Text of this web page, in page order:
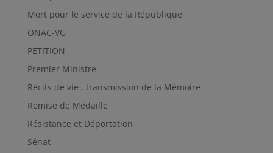
Mort pour le service de la République
ONAC-VG
PETITION
Premier Ministre
Récits de vie , transmission de la Mémoire
Remise de Médaille
Résistance et Déportation
Sénat